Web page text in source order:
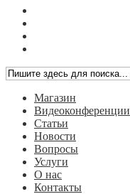
Магазин
Видеоконференции
Статьи
Новости
Вопросы
Услуги
О нас
Контакты